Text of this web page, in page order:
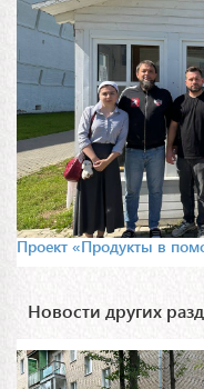
Проект «Продукты в
Новости других